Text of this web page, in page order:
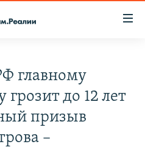
главному
до 12 лет
призыв
–